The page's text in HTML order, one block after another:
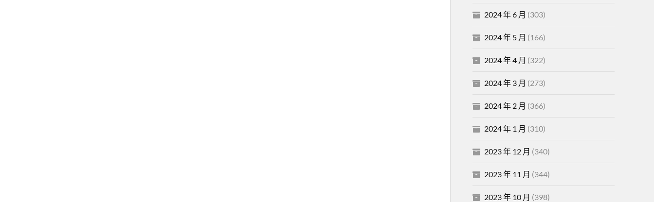
2024 年 6 月 (303)
2024 年 5 月 (166)
2024 年 4 月 (322)
2024 年 3 月 (273)
2024 年 2 月 (366)
2024 年 1 月 (310)
2023 年 12 月 (340)
2023 年 11 月 (344)
2023 年 10 月 (398)